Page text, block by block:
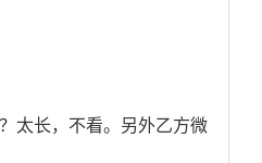
太长，不看。另外乙方微